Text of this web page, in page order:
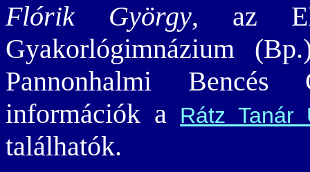
Flórik György, az
Gyakorlógimnázium
Pannonhalmi Bencés
információk a Rátz Tanár
találhatók.